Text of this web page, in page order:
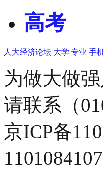
高考
人大经济论坛 大学 专业 手
为做大做
请联系（
京ICP备